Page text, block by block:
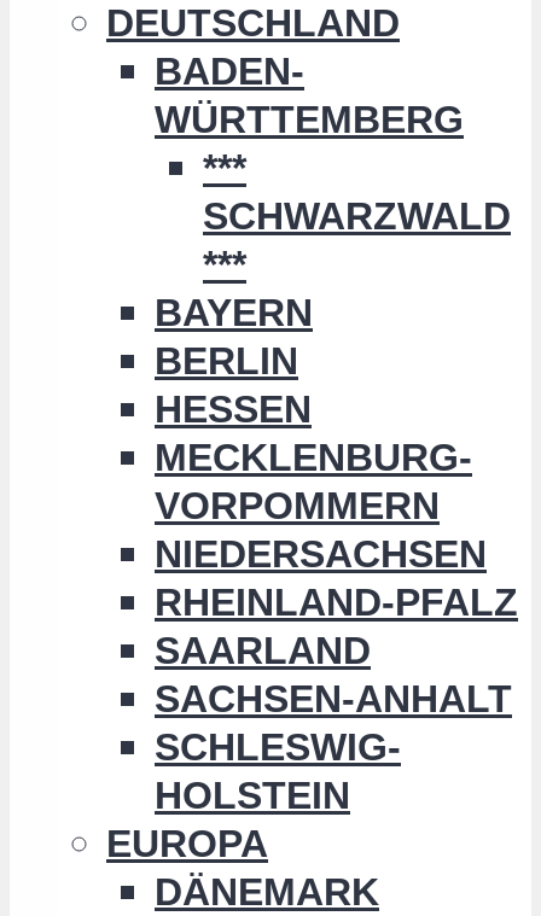
DEUTSCHLAND
BADEN-
WÜRTTEMBERG
***
SCHWARZWALD
***
BAYERN
BERLIN
HESSEN
MECKLENBURG-
VORPOMMERN
NIEDERSACHSEN
RHEINLAND-PFALZ
SAARLAND
SACHSEN-ANHALT
SCHLESWIG-
HOLSTEIN
EUROPA
DÄNEMARK